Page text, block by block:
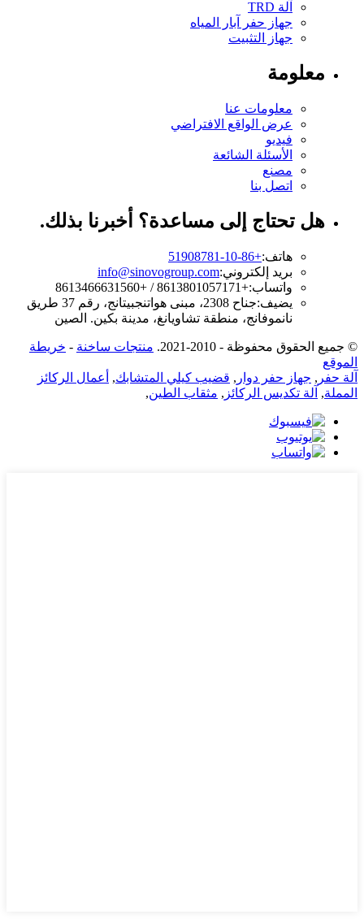
آلة TRD
جهاز حفر آبار المياه
جهاز التثبيت
معلومة
معلومات عنا
عرض الواقع الافتراضي
فيديو
الأسئلة الشائعة
مصنع
اتصل بنا
هل تحتاج إلى مساعدة؟ أخبرنا بذلك.
هاتف:+86-10-51908781
بريد إلكتروني:info@sinovogroup.com
واتساب:+8613801057171 / +8613466631560
يضيف:
جناح 2308، مبنى هواتنجبيتانج، رقم 37 طريق
نانموفانج، منطقة تشاويانغ، مدينة بكين. الصين
© جميع الحقوق محفوظة - 2010-2021. منتجات ساخنة - خريطة
الموقع
آلة حفر , جهاز حفر دوار , قضيب كيلي المتشابك,
أعمال الركائز
المملة, آلة تكديس الركائز , مثقاب الطين,